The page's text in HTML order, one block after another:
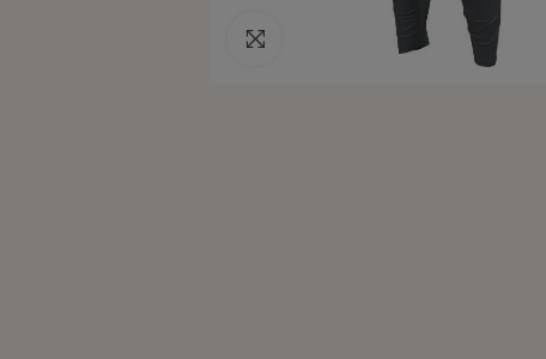
Pincha para agrandar